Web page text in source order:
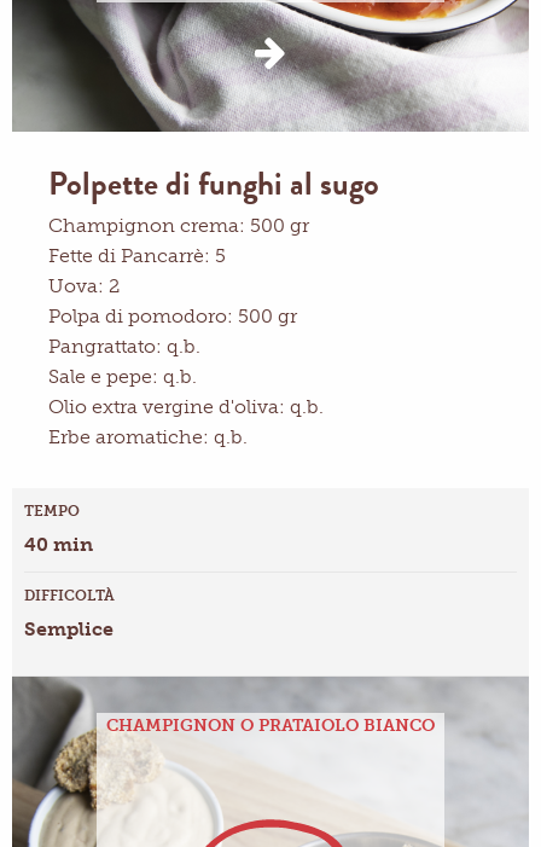
Polpette di funghi al sugo
Champignon crema: 500 gr
Fette di Pancarrè: 5
Uova: 2
Polpa di pomodoro: 500 gr
Pangrattato: q.b.
Sale e pepe: q.b.
Olio extra vergine d'oliva: q.b.
Erbe aromatiche: q.b.
TEMPO
40 min
DIFFICOLTÀ
Semplice
CHAMPIGNON O PRATAIOLO BIANCO